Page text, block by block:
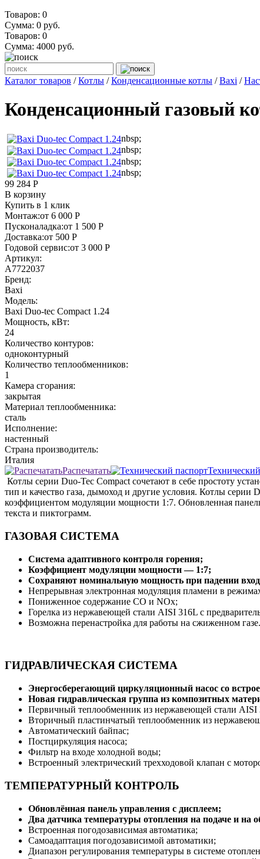
Товаров: 0
Сумма: 0 руб.
Товаров: 0
Сумма: 4000 руб.
Каталог товаров /Котлы /Конденсационные котлы /Baxi /
Конденсационный газовый
nbsp;
nbsp;
nbsp;
nbsp;
99 284 Р
В корзину
Купить в 1 клик
Монтаж:от 6 000 Р
Пусконаладка:от 1 500 Р
Доставка:от 500 Р
Годовой сервис:от 3 000 Р
Артикул:
A7722037
Бренд:
Baxi
Модель:
Baxi Duo-tec Compact 1.24
Мощность, кВт:
24
Количество контуров:
одноконтурный
Количество теплообменников:
1
Камера сгорания:
закрытая
Материал теплообменника:
сталь
Исполнение:
настенный
Страна производитель:
Италия
Распечатать
Котлы серии Duo-Tec Compact сочетают в себе простоту
тип и качество газа, дымоход и другие условия. Котлы
коэффициентом модуляции мощности 1:7. Обновленная
текста и пиктограмм.
ГАЗОВАЯ СИСТЕМА
Система адаптивного контроля горения;
Коэффициент модуляции мощности — 1:7;
Сохраняют номинальную мощность при падении
Непрерывная электронная модуляция пламени в
Пониженное содержание СО и NOx;
Горелка из нержавеющей стали AISI 316L с
Возможна перенастройка для работы на сжиженном газе.
ГИДРАВЛИЧЕСКАЯ СИСТЕМА
Энергосберегающий циркуляционный насос со
Новая гидравлическая группа из композитных
Первичный теплообменник из нержавеющей стали AISI
Вторичный пластинчатый теплообменник из
Автоматический байпас;
Постциркуляция насоса;
Фильтр на входе холодной воды;
Встроенный электрический трехходовой клапан с
ТЕМПЕРАТУРНЫЙ КОНТРОЛЬ
Обновлённая панель управления с дисплеем;
Два датчика температуры отопления на подаче и на
Встроенная погодозависимая автоматика;
Самоадаптация погодозависимой автоматики;
Диапазон регулирования температуры в системе